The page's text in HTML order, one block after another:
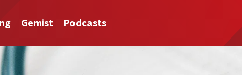
Gemist Podcasts